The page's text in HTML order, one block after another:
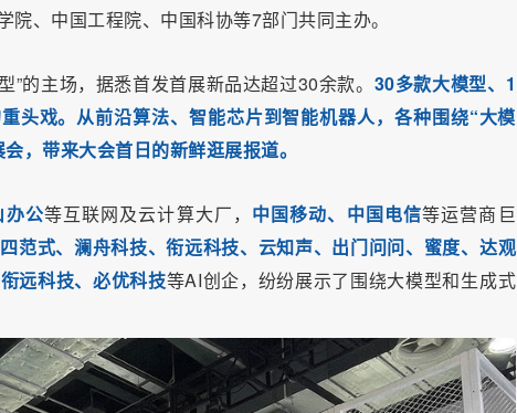
、中国工程院、中国科协等7部门共同主办。
的主场，据悉首发首展新品达超过30余款。 30多款大模型、1
头戏。从前沿算法、智能芯片到智能机器人，各种围绕“大模
，带来大会首日的新鲜逛展报道。
办公等互联网及云计算大厂， 中国移动、中国电信等运营商巨
范式、澜舟科技、衔远科技、云知声、出门问问、蜜度、达观
远科技、必优科技等AI创企，纷纷展示了围绕大模型和生成式